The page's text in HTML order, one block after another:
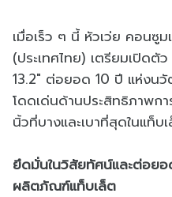
เมื่อเร็ว ๆ นี้ หัวเว่ย คอนซู
(ประเทศไทย) เตรียมเปิดตั
13.2" ต่อยอด 10 ปี แห่งน
โดดเด่นด้านประสิทธิภาพก
นิ้วที่บางและเบาที่สุดในแท็บ
ยึดมั่นในวิสัยทัศน์และต่อย
ผลิตภัณฑ์แท็บเล็ต